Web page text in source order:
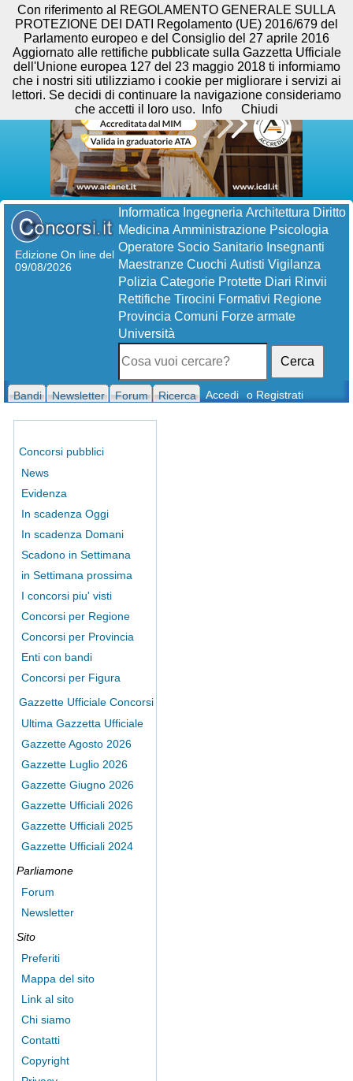
Edizione On line del
09/08/2026
Informatica Ingegneria Architettura Diritto
Medicina Amministrazione Psicologia
Operatore Socio Sanitario Insegnanti
Maestranze Cuochi Autisti Vigilanza
Polizia Categorie Protette Diari Rinvii
Rettifiche Tirocini Formativi Regione
Provincia Comuni Forze armate
Università
Cerca
Bandi Newsletter Forum Ricerca Accedi o Registrati
Concorsi pubblici
News
Evidenza
In scadenza Oggi
In scadenza Domani
Scadono in Settimana
in Settimana prossima
I concorsi piu' visti
Concorsi per Regione
Concorsi per Provincia
Enti con bandi
Concorsi per Figura
Gazzette Ufficiale Concorsi
Ultima Gazzetta Ufficiale
Gazzette Agosto 2026
Gazzette Luglio 2026
Gazzette Giugno 2026
Gazzette Ufficiali 2026
Gazzette Ufficiali 2025
Gazzette Ufficiali 2024
Parliamone
Forum
Newsletter
Sito
Preferiti
Mappa del sito
Link al sito
Chi siamo
Contatti
Copyright
Con riferimento al REGOLAMENTO GENERALE SULLA
PROTEZIONE DEI DATI Regolamento (UE) 2016/679 del
Parlamento europeo e del Consiglio del 27 aprile 2016
Aggiornato alle rettifiche pubblicate sulla Gazzetta Ufficiale
dell'Unione europea 127 del 23 maggio 2018 ti informiamo
che i nostri siti utilizziamo i cookie per migliorare i servizi ai
lettori. Se decidi di continuare la navigazione consideriamo
che accetti il loro uso.
Info Chiudi